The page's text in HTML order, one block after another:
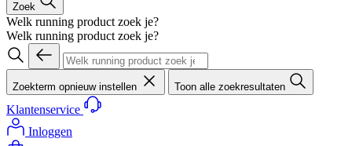
Zoek
Welk running product zoek je?
Welk running product zoek je?
Zoekterm opnieuw instellen Toon alle zoekresultaten
Klantenservice
Inloggen